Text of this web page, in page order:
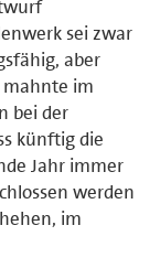
sei zwar
aber
mahnte im
bei der
künftig die
Jahr immer
werden
im